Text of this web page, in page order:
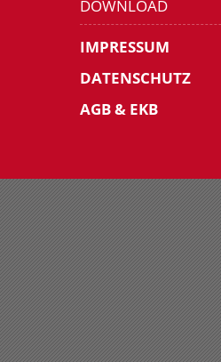
DOWNLOAD
IMPRESSUM
DATENSCHUTZ
AGB & EKB